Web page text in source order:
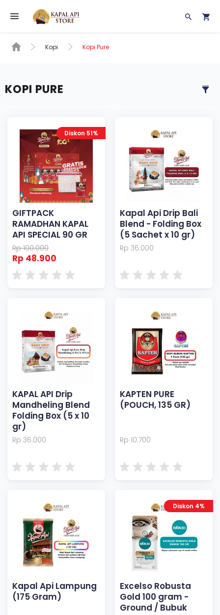
Toggle navigation
Kopi Kopi Pure
KOPI PURE
Diskon 51%
GIFTPACK
RAMADHAN KAPAL
API SPECIAL 90 GR
Rp 100.000
Rp 48.900
Kapal Api Drip Bali
Blend - Folding Box
(5 Sachet x 10 gr)
Rp 36.000
KAPAL API Drip
Mandheling Blend
Folding Box (5 x 10
gr)
Rp 36.000
KAPTEN PURE
(POUCH, 135 GR)
Rp 10.700
Kapal Api Lampung
(175 Gram)
Diskon 4%
Excelso Robusta
Gold 100 gram -
Ground / Bubuk